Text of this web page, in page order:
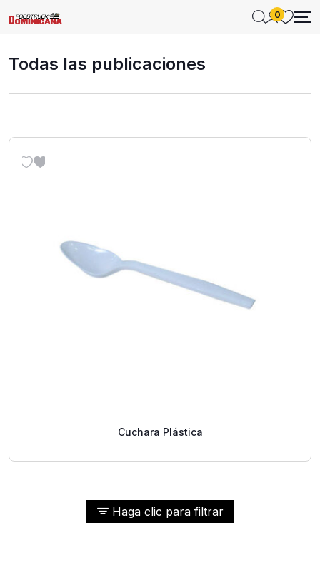
0
Todas las publicaciones
Haga clic para filtrar
Cuchara Plástica